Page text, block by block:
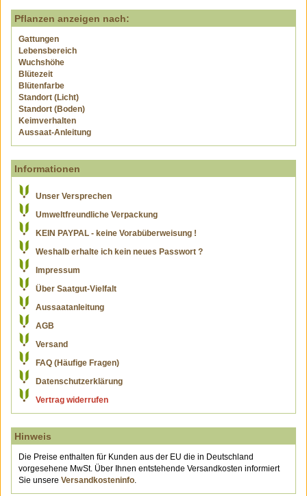
Pflanzen anzeigen nach:
Gattungen
Lebensbereich
Wuchshöhe
Blütezeit
Blütenfarbe
Standort (Licht)
Standort (Boden)
Keimverhalten
Aussaat-Anleitung
Informationen
Unser Versprechen
Umweltfreundliche Verpackung
KEIN PAYPAL - keine Vorabüberweisung !
Weshalb erhalte ich kein neues Passwort ?
Impressum
Über Saatgut-Vielfalt
Aussaatanleitung
AGB
Versand
FAQ (Häufige Fragen)
Datenschutzerklärung
Vertrag widerrufen
Hinweis
Die Preise enthalten für Kunden aus der EU die in Deutschland
vorgesehene MwSt. Über Ihnen entstehende Versandkosten informiert
Sie unsere Versandkosteninfo.